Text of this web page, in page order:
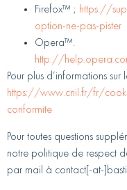
Firefox™ ; https://
option-ne-pas-pister
Opera™.
http://
Pour plus d’informations sur
https://www.cnil.fr/fr/
conformite
Pour toutes questions
notre politique de respect
par mail à contact[-at-